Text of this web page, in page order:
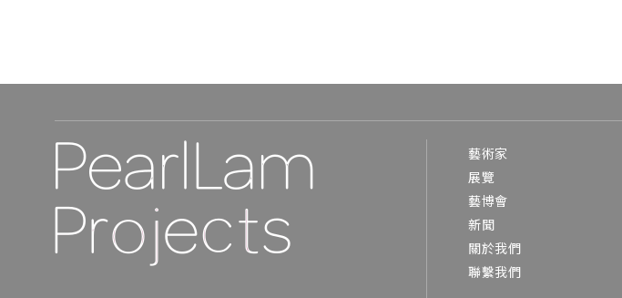
藝術家
展覽
藝博會
新聞
關於我們
聯繫我們